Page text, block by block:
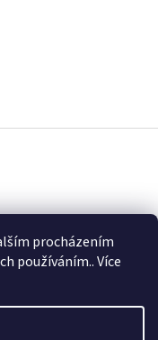
procházením
používáním.. Více